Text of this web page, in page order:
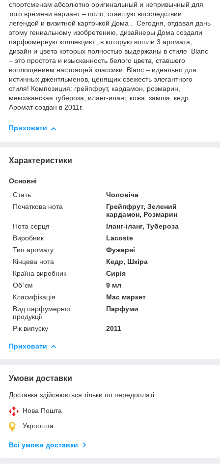
спортсменам абсолютно оригинальный и непривычный для
того времени вариант – поло, ставшую впоследствии
легендой и визитной карточкой Дома . Сегодня, отдавая дань
этому гениальному изобретению, дизайнеры Дома создали
парфюмерную коллекцию , в которую вошли 3 аромата,
дизайн и цвета которых полностью выдержаны в стиле Blanc
– это простота и изысканность белого цвета, ставшего
воплощением настоящей классики. Blanc – идеально для
истинных джентльменов, ценящих свежесть элегантного
стиля! Композиция: грейпфрут, кардамон, розмарин,
мексиканская тубероза, иланг-иланг, кожа, замша, кедр.
Аромат создан в 2011г.
Приховати
Характеристики
Основні
Стать
Чоловіча
Початкова нота
Грейпфрут, Зелений
кардамон, Розмарин
Нота серця
Іланг-іланг, Тубероза
Виробник
Lacoste
Тип аромату
Фужерні
Кінцева нота
Кедр, Шкіра
Країна виробник
Сирія
Об`єм
9 мл
Класифікація
Мас маркет
Вид парфумерної
продукції
Парфуми
Рік випуску 2011
Приховати
Умови доставки
Доставка здійснюється тільки по передоплаті.
Нова Пошта
Укрпошта
Всі умови доставки